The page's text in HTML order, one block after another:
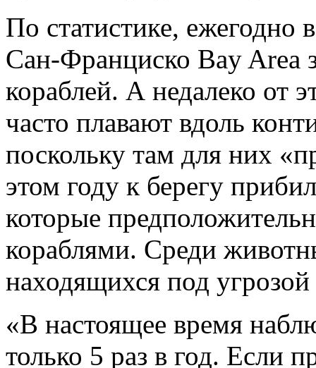
По статистике, ежегодно
Сан-Франциско Bay Area
кораблей. А недалеко от
часто плавают вдоль
поскольку там для них
этом году к берегу
которые
кораблями. Среди
находящихся под угрозой
«В настоящее время
только 5 раз в год. Если